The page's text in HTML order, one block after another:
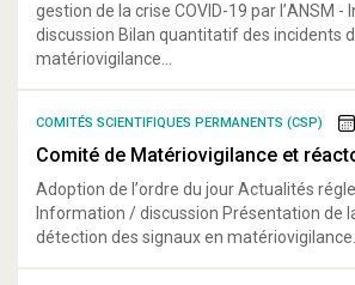
gestion de la crise COVID-19 par l’ANSM
discussion Bilan quantitatif des incidents
matériovigilance...
COMITÉS SCIENTIFIQUES PERMANENTS (CSP)
Comité de Matériovigilance et
Adoption de l’ordre du jour Actualités
Information / discussion Présentation de
détection des signaux en matériovigilance...